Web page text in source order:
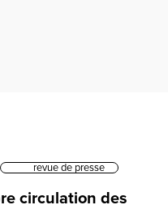
revue de presse
circulation des